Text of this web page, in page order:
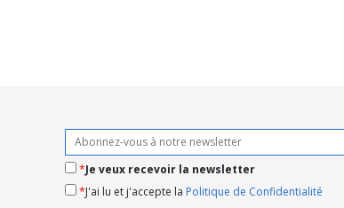
*Je veux recevoir la newsletter
*J'ai lu et j'accepte la Politique de Confidentialité